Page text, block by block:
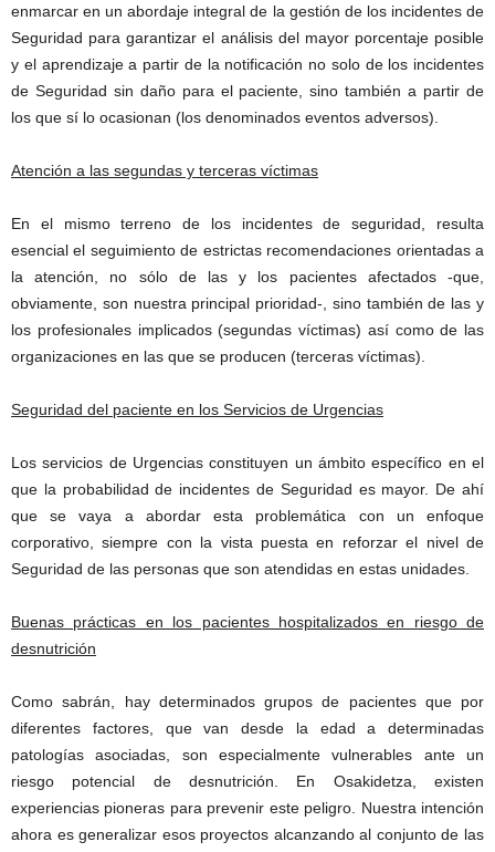
enmarcar en un abordaje integral de la gestión de los incidentes de
Seguridad para garantizar el análisis del mayor porcentaje posible
y el aprendizaje a partir de la notificación no solo de los incidentes
de Seguridad sin daño para el paciente, sino también a partir de
los que sí lo ocasionan (los denominados eventos adversos).
Atención a las segundas y terceras víctimas
En el mismo terreno de los incidentes de seguridad, resulta
esencial el seguimiento de estrictas recomendaciones orientadas a
la atención, no sólo de las y los pacientes afectados -que,
obviamente, son nuestra principal prioridad-, sino también de las y
los profesionales implicados (segundas víctimas) así como de las
organizaciones en las que se producen (terceras víctimas).
Seguridad del paciente en los Servicios de Urgencias
Los servicios de Urgencias constituyen un ámbito específico en el
que la probabilidad de incidentes de Seguridad es mayor. De ahí
que se vaya a abordar esta problemática con un enfoque
corporativo, siempre con la vista puesta en reforzar el nivel de
Seguridad de las personas que son atendidas en estas unidades.
Buenas prácticas en los pacientes hospitalizados en riesgo de
desnutrición
Como sabrán, hay determinados grupos de pacientes que por
diferentes factores, que van desde la edad a determinadas
patologías asociadas, son especialmente vulnerables ante un
riesgo potencial de desnutrición. En Osakidetza, existen
experiencias pioneras para prevenir este peligro. Nuestra intención
ahora es generalizar esos proyectos alcanzando al conjunto de las